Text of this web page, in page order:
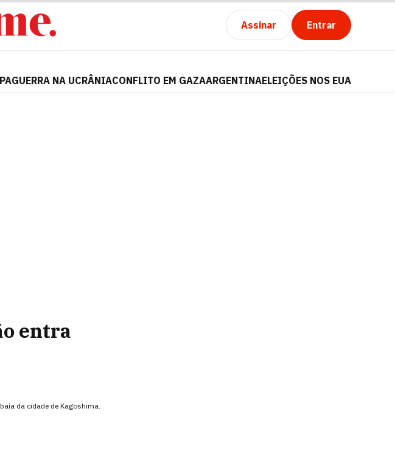
Assinar Entrar
GUERRA NA UCRÂNIACONFLITO EM GAZAARGENTINAELEIÇÕES NOS EUA
entra
da cidade de Kagoshima.